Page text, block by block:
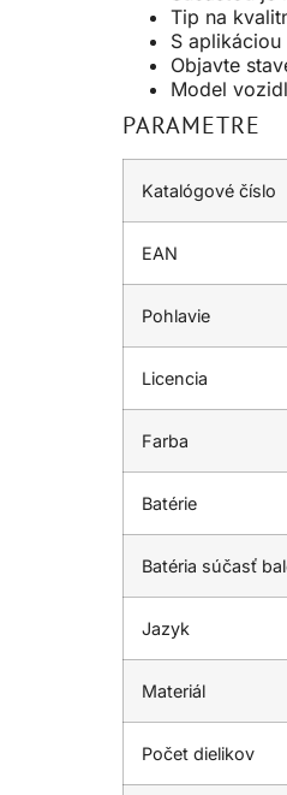
Tip na
S
Objavte
Model
PARAMETRE
Katalógové číslo
EAN
Pohlavie
Licencia
Farba
Batérie
Batéria súčasť
Jazyk
Materiál
Počet dielikov